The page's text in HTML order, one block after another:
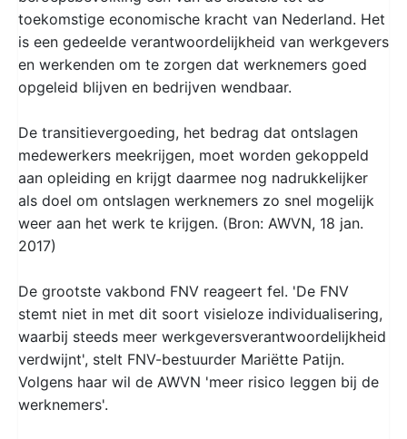
toekomstige economische kracht van Nederland. Het
is een gedeelde verantwoordelijkheid van werkgevers
en werkenden om te zorgen dat werknemers goed
opgeleid blijven en bedrijven wendbaar.
De transitievergoeding, het bedrag dat ontslagen
medewerkers meekrijgen, moet worden gekoppeld
aan opleiding en krijgt daarmee nog nadrukkelijker
als doel om ontslagen werknemers zo snel mogelijk
weer aan het werk te krijgen. (Bron: AWVN, 18 jan.
2017)
De grootste vakbond FNV reageert fel. 'De FNV
stemt niet in met dit soort visieloze individualisering,
waarbij steeds meer werkgeversverantwoordelijkheid
verdwijnt', stelt FNV-bestuurder Mariëtte Patijn.
Volgens haar wil de AWVN 'meer risico leggen bij de
werknemers'.